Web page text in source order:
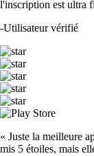
l'inscription est ultra
-Utilisateur vérifié
« Juste la meilleure
mis 5 étoiles, mais